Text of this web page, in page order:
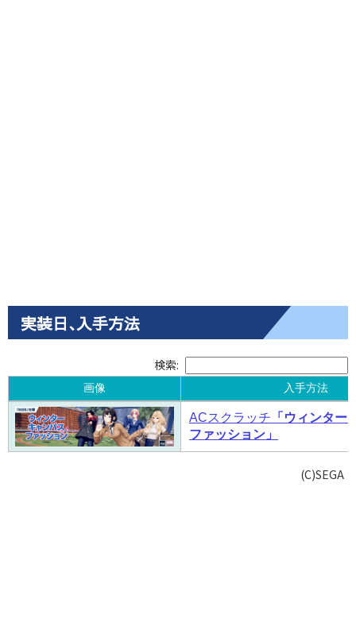
実装日､入手方法
検索:
画像 入手方法
画像 入手方法
ACスクラッチ 「ウィンター
ファッション」
(C)SEGA